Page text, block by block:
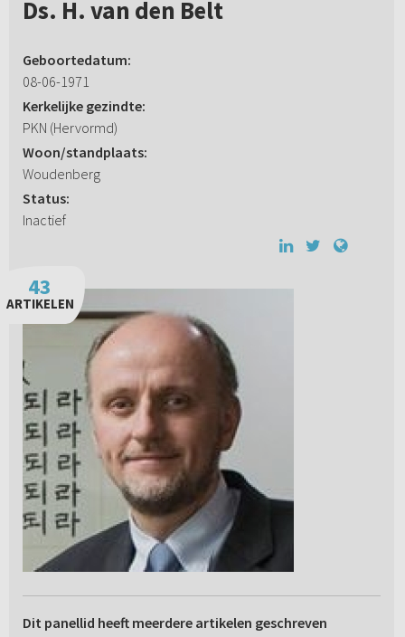
Ds. H. van den Belt
Geboortedatum:
08-06-1971
Kerkelijke gezindte:
PKN (Hervormd)
Woon/standplaats:
Woudenberg
Status:
Inactief
43
ARTIKELEN
Dit panellid heeft meerdere artikelen geschreven